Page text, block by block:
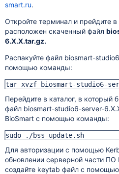
smart.ru.
Откройте терминал и прейдите в
расположен скаченный файл
6.Х.Х.tar.gz.
Распакуйте файл biosmart-
помощью команды:
tar xvzf biosmart-studio6-
Перейдите в каталог, в который
файл biosmart-studio6-server-
BioSmart с помощью команды:
sudo ./bss-update.sh
Для авторизации с помощью
обновлении серверной части ПО
создайте keytab файл с